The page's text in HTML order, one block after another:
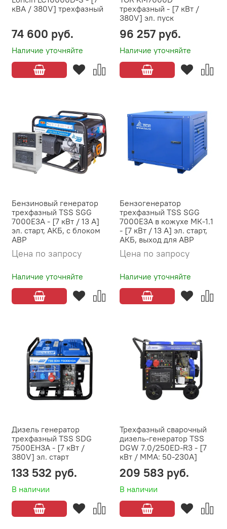
кВА / 380V] трехфазный
Наличие уточняйте
74 600 руб.
трехфазный - [7 кВт /
380V] эл. пуск
Наличие уточняйте
96 257 руб.
Бензиновый генератор
трехфазный TSS SGG
7000E3A - [7 кВт / 13 А]
эл. старт, АКБ, с блоком
АВР
Наличие уточняйте
Цена по запросу
Бензогенератор
трехфазный TSS SGG
7000E3A в кожухе МК-1.1
- [7 кВт / 13 А] эл. старт,
АКБ, выход для АВР
Наличие уточняйте
Цена по запросу
Дизель генератор
трехфазный TSS SDG
7500EH3A - [7 кВт /
380V] эл. старт
В наличии
133 532 руб.
Трехфазный сварочный
дизель-генератор TSS
DGW 7.0/250ED-R3 - [7
кВт / MMA: 50-230А]
В наличии
209 583 руб.